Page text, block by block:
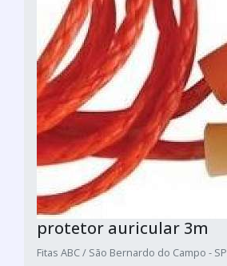
protetor auricular 3m
Fitas ABC / São Bernardo do Campo - SP